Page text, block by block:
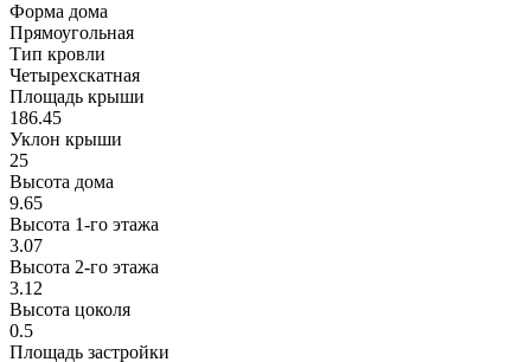
Форма дома
Прямоугольная
Тип кровли
Четырехскатная
Площадь крыши
186.45
Уклон крыши
25
Высота дома
9.65
Высота 1-го этажа
3.07
Высота 2-го этажa
3.12
Высота цоколя
0.5
Площадь застройки